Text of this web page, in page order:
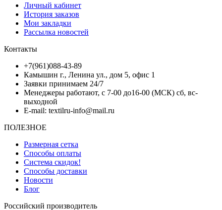
Личный кабинет
История заказов
Мои закладки
Рассылка новостей
Контакты
+7(961)088-43-89
Камышин г., Ленина ул., дом 5, офис 1
Заявки принимаем 24/7
Менеджеры работают, с 7-00 до16-00 (МСК) сб, вс-
выходной
E-mail: textilru-info@mail.ru
ПОЛЕЗНОЕ
Размерная сетка
Способы оплаты
Система скидок!
Способы доставки
Новости
Блог
Российский производитель